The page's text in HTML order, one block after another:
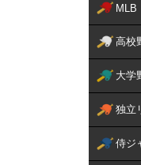
MLB
高校
大学
独立
侍ジ